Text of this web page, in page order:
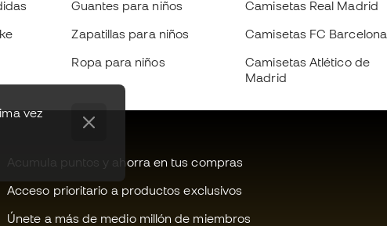
vez
Guantes para niños
Zapatillas para niños
Ropa para niños
Camisetas Real Madrid
Camisetas FC Barcelona
Camisetas Atlético de
Madrid
Acumula puntos y ahorra en tus compras
Acceso prioritario a productos exclusivos
Únete a más de medio millón de miembros